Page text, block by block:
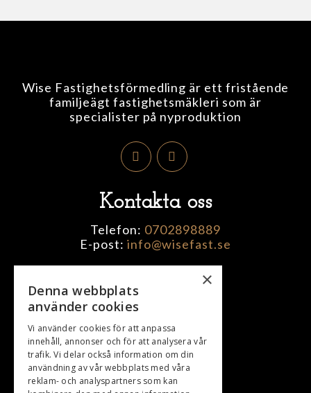
Wise Fastighetsförmedling är ett fristående
familjeägt fastighetsmäkleri som är
specialister på nyproduktion
Kontakta oss
Telefon: 0702898889
E-post: info@wisefast.se
Nyproduktion
Projekt till salu
Kommande projekt
Sålda projekt
×
Denna webbplats
använder cookies
Vi använder cookies för att anpassa
innehåll, annonser och för att analysera vår
trafik. Vi delar också information om din
användning av vår webbplats med våra
reklam- och analyspartners som kan